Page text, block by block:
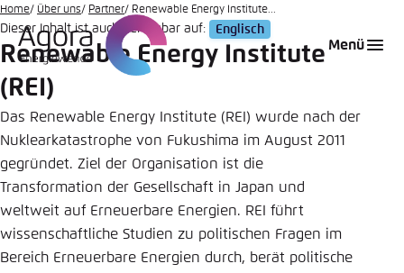
Zum
Hauptinhalt
gehen
Menü
Home Über uns Partner Renewable Energy Institute...
Dieser Inhalt ist auch verfügbar auf: Englisch
Renewable Energy Institute
(REI)
Das Renewable Energy Institute (REI) wurde nach der
Nuklearkatastrophe von Fukushima im August 2011
gegründet. Ziel der Organisation ist die
Transformation der Gesellschaft in Japan und
weltweit auf Erneuerbare Energien. REI führt
wissenschaftliche Studien zu politischen Fragen im
Bereich Erneuerbare Energien durch, berät politische
Login
Melden Sie sich an um ..., ... und ... zu verwalten.
Benutzername*
Passwort* Passwort vergessen?
Sprache auswählen
Englisch
Deutsch
Agora Think Tanks
Erscheinungsbild der Webseite
Diese Webseite passt ihr Farbschema basierend
auf Ihren Einstellungen an. Wählen Sie aus,
welches Farbschema Sie für diese Webseite
verwenden möchten.
Close
Hell